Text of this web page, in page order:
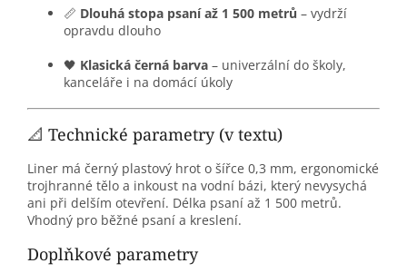
📏 Dlouhá stopa psaní až 1 500 metrů – vydrží
opravdu dlouho
🖤 Klasická černá barva – univerzální do školy,
kanceláře i na domácí úkoly
📐 Technické parametry (v textu)
Liner má černý plastový hrot o šířce 0,3 mm, ergonomické
trojhranné tělo a inkoust na vodní bázi, který nevysychá
ani při delším otevření. Délka psaní až 1 500 metrů.
Vhodný pro běžné psaní a kreslení.
Doplňkové parametry